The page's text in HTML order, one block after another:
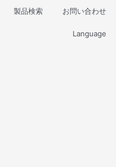
製品検索 お問い合わせ
Language